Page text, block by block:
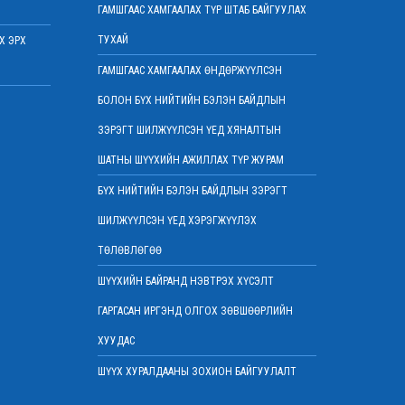
уралдаан зарлалаа
2022 оны 03 сарын 04
“Цэцэнсхолдинг” ХХК, “Цэцэнс майнинг энд
иудын нэхэмжлэлтэй хэргийг хянан
Дээд шүүхийн нийт шүүгчийн хуралдаан
боллоо
Дээд шүүхийн нийт шүүгчийн хуралдаан
болно
шинжилгээний өгүүлэл хүлээн авч байна
2022 оны 02 сарын 17
ЭРХ
ГАМШГААС ХАМГААЛАХ ТҮР ШТАБ БАЙГУУЛАХ
ТУХАЙ
ГАМШГААС ХАМГААЛАХ ӨНДӨРЖҮҮЛСЭН
БОЛОН БҮХ НИЙТИЙН БЭЛЭН БАЙДЛЫН
ЗЭРЭГТ ШИЛЖҮҮЛСЭН ҮЕД ХЯНАЛТЫН
ШАТНЫ ШҮҮХИЙН АЖИЛЛАХ ТҮР ЖУРАМ
БҮХ НИЙТИЙН БЭЛЭН БАЙДЛЫН ЗЭРЭГТ
ШИЛЖҮҮЛСЭН ҮЕД ХЭРЭГЖҮҮЛЭХ
ТӨЛӨВЛӨГӨӨ
ШҮҮХИЙН БАЙРАНД НЭВТРЭХ ХҮСЭЛТ
ГАРГАСАН ИРГЭНД ОЛГОХ ЗӨВШӨӨРЛИЙН
ХУУДАС
ШҮҮХ ХУРАЛДААНЫ ЗОХИОН БАЙГУУЛАЛТ